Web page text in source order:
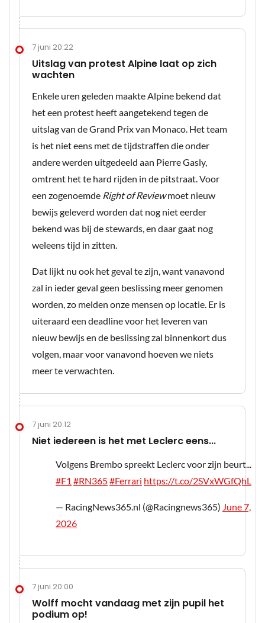
7 juni 20:22
Uitslag van protest Alpine laat op zich
wachten
Enkele uren geleden maakte Alpine bekend dat
het een protest heeft aangetekend tegen de
uitslag van de Grand Prix van Monaco. Het team
is het niet eens met de tijdstraffen die onder
andere werden uitgedeeld aan Pierre Gasly,
omtrent het te hard rijden in de pitstraat. Voor
een zogenoemde Right of Reviewmoet nieuw
bewijs geleverd worden dat nog niet eerder
bekend was bij de stewards, en daar gaat nog
weleens tijd in zitten.
Dat lijkt nu ook het geval te zijn, want vanavond
zal in ieder geval geen beslissing meer genomen
worden, zo melden onze mensen op locatie. Er is
uiteraard een deadline voor het leveren van
nieuw bewijs en de beslissing zal binnenkort dus
volgen, maar voor vanavond hoeven we niets
meer te verwachten.
7 juni 20:12
Niet iedereen is het met Leclerc eens...
Volgens Brembo spreekt Leclerc voor zijn beurt...
#F1 #RN365#Ferrari https://t.co/2SVxWGfQhL
— RacingNews365.nl (@Racingnews365) June 7,
2026
7 juni 20:00
Wolff mocht vandaag met zijn pupil het
podium op!